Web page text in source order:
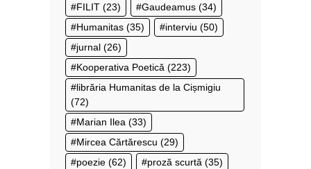
FILIT (23) Gaudeamus (34)
Humanitas (35) interviu (50)
jurnal (26)
Kooperativa Poetică (223)
librăria Humanitas de la Cișmigiu
(72)
Marian Ilea (33)
Mircea Cărtărescu (29)
poezie (62) proză scurtă (35)